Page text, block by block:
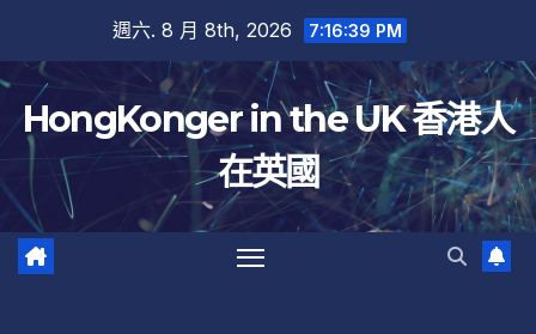
內
容
週六. 8 月 8th, 2026 7:16:40 PM
HongKonger in the UK 香港人
在英國